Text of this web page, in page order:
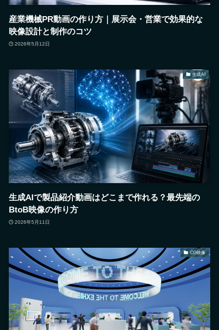
産業機械PR動画の作り方｜展示会・営業で効果的な
映像設計と制作のコツ
2026年5月12日
生成AI
生成AIで製品紹介動画はどこまで作れる？最先端の
BtoB映像の作り方
2026年5月11日
CG映像